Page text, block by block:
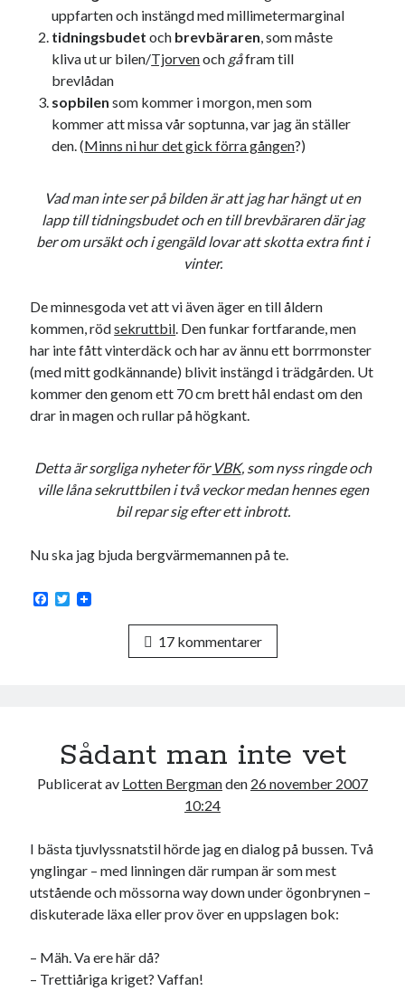
uppfarten och instängd med millimetermarginal
tidningsbudet och brevbäraren, som måste
kliva ut ur bilen/Tjorvenoch gåfram till
brevlådan
sopbilen som kommer i morgon, men som
kommer att missa vår soptunna, var jag än ställer
den. (Minns ni hur det gick förra gången?)
Vad man inte ser på bilden är att jag har hängt ut en
lapp till tidningsbudet och en till brevbäraren där jag
ber om ursäkt och i gengäld lovar att skotta extra fint i
vinter.
De minnesgoda vet att vi även äger en till åldern
kommen, rödsekruttbil. Den funkar fortfarande, men
har inte fått vinterdäck och har av ännu ett borrmonster
(med mitt godkännande) blivit instängd i trädgården. Ut
kommer den genom ett 70 cm brett hål endast om den
drar in magen och rullar på högkant.
Detta är sorgliga nyheter för VBK, som nyss ringde och
ville låna sekruttbilen i två veckor medan hennes egen
bil repar sig efter ett inbrott.
Nu ska jag bjuda bergvärmemannen på te.
F
T
17 kommentarer
Sådant man inte vet
Publicerat av Lotten Bergmanden 26 november 2007
10:24
I bästa tjuvlyssnatstil hörde jag en dialog på bussen. Två
ynglingar – med linningen där rumpan är som mest
utstående och mössorna way down under ögonbrynen –
diskuterade läxa eller prov över en uppslagen bok:
– Mäh. Va ere här då?
– Trettiåriga kriget? Vaffan!